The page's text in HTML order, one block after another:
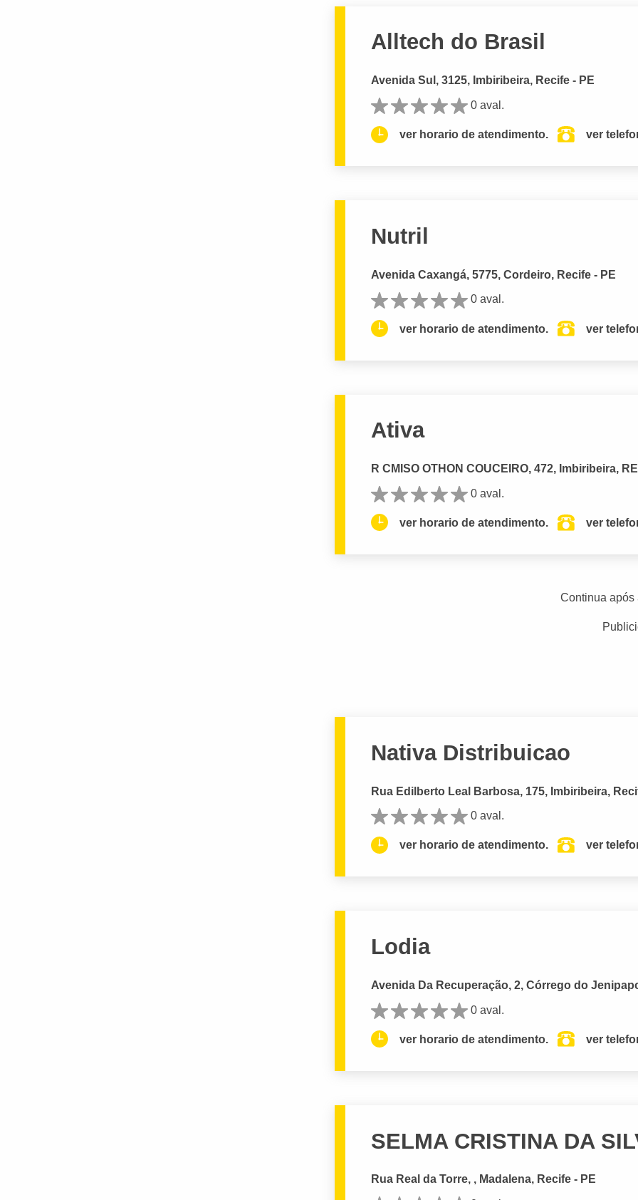
Alltech do Brasil
Avenida Sul, 3125, Imbiribeira, Recife - PE
0 aval.
ver horario de atendimento. ver
Nutril
Avenida Caxangá, 5775, Cordeiro, Recife - PE
0 aval.
ver horario de atendimento. ver
Ativa
R CMISO OTHON COUCEIRO, 472, Imbiribeira,
0 aval.
ver horario de atendimento. ver
Continua após
Nativa Distribuicao
Rua Edilberto Leal Barbosa, 175, Imbiribeira,
0 aval.
ver horario de atendimento. ver
Lodia
Avenida Da Recuperação, 2, Córrego do
0 aval.
ver horario de atendimento. ver
SELMA CRISTINA DA
Rua Real da Torre, , Madalena, Recife - PE